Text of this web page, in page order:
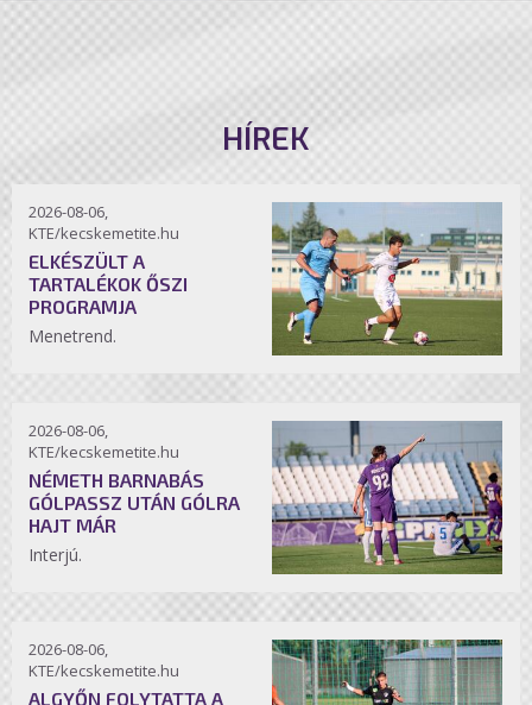
HÍREK
2026-08-06,
KTE/kecskemetite.hu
ELKÉSZÜLT A
TARTALÉKOK ŐSZI
PROGRAMJA
Menetrend.
2026-08-06,
KTE/kecskemetite.hu
NÉMETH BARNABÁS
GÓLPASSZ UTÁN GÓLRA
HAJT MÁR
Interjú.
2026-08-06,
KTE/kecskemetite.hu
ALGYŐN FOLYTATTA A